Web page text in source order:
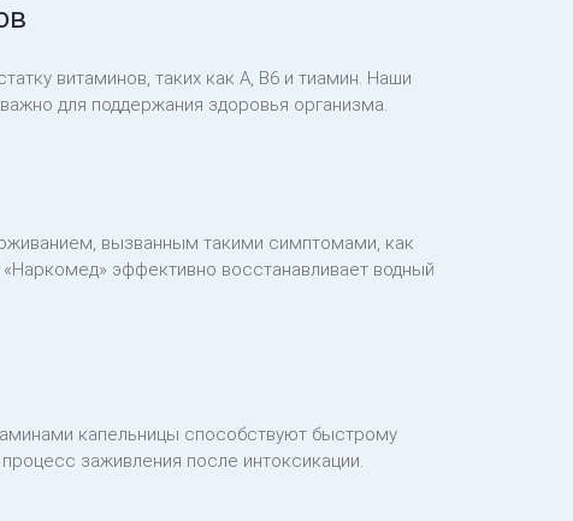
витаминов, таких как A, B6 и тиамин. Наши
для поддержания здоровья организма.
вызванным такими симптомами, как
эффективно восстанавливает водный
капельницы способствуют быстрому
заживления после интоксикации.